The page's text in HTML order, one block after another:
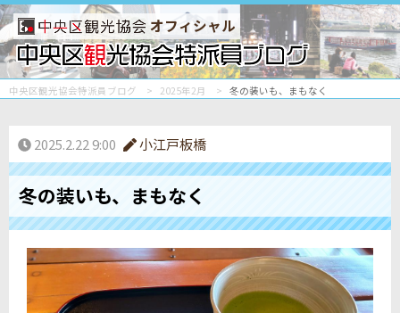
オフィシャル
中央区観光協会特派員ブログ 2025年2月 冬の装いも、まもなく
2025.2.22 9:00 小江戸板橋
冬の装いも、まもなく